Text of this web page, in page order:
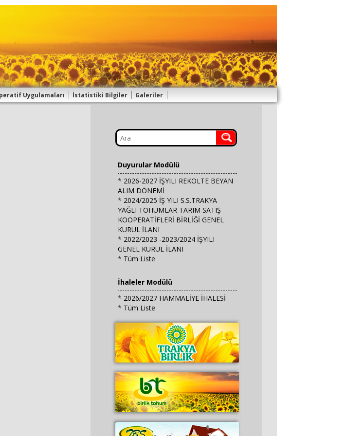
Uygulamaları İstatistiki Bilgiler
Galeriler
Duyurular Modülü
* 2026-2027 İŞYILI REKOLTE BEYAN
ALIM DÖNEMİ
* 2024/2025 İŞ YILI S.S.TRAKYA
YAĞLI TOHUMLAR TARIM SATIŞ
KOOPERATİFLERİ BİRLİĞİ GENEL
KURUL İLANI
* 2022/2023 -2023/2024 İŞYILI
GENEL KURUL İLANI
* Tüm Liste
İhaleler Modülü
* 2026/2027 HAMMALİYE İHALESİ
* Tüm Liste